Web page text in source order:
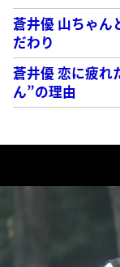
蒼井優 山ちゃん
だわり
蒼井優 恋に疲
ん”の理由